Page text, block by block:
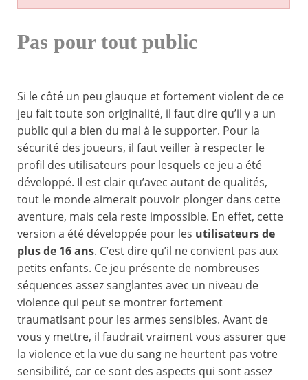
Pas pour tout public
Si le côté un peu glauque et fortement violent de ce
jeu fait toute son originalité, il faut dire qu’il y a un
public qui a bien du mal à le supporter. Pour la
sécurité des joueurs, il faut veiller à respecter le
profil des utilisateurs pour lesquels ce jeu a été
développé. Il est clair qu’avec autant de qualités,
tout le monde aimerait pouvoir plonger dans cette
aventure, mais cela reste impossible. En effet, cette
version a été développée pour les utilisateurs de
plus de 16 ans. C’est dire qu’il ne convient pas aux
petits enfants. Ce jeu présente de nombreuses
séquences assez sanglantes avec un niveau de
violence qui peut se montrer fortement
traumatisant pour les armes sensibles. Avant de
vous y mettre, il faudrait vraiment vous assurer que
la violence et la vue du sang ne heurtent pas votre
sensibilité, car ce sont des aspects qui sont assez